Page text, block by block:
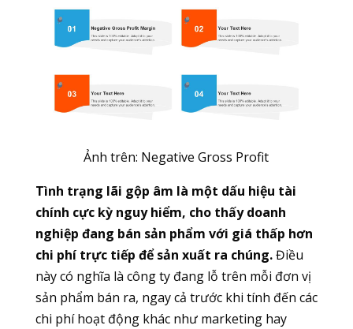
Ảnh trên: Negative Gross Profit
Tình trạng lãi gộp âm là một dấu hiệu tài
chính cực kỳ nguy hiểm, cho thấy doanh
nghiệp đang bán sản phẩm với giá thấp hơn
chi phí trực tiếp để sản xuất ra chúng.Điều
này có nghĩa là công ty đang lỗ trên mỗi đơn vị
sản phẩm bán ra, ngay cả trước khi tính đến các
chi phí hoạt động khác như marketing hay